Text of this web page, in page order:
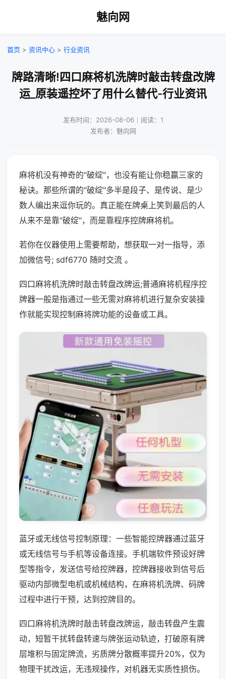
魅向网
首页 > 资讯中心 > 行业资讯
牌路清晰!四口麻将机洗牌时敲击转盘改牌
运_原装遥控坏了用什么替代-行业资讯
发布时间：2026-08-06｜阅读：1
发布者：魅向网
麻将机没有神奇的"破绽"，也没有能让你稳赢三家的
秘诀。那些所谓的"破绽"多半是段子、是传说、是少
数人编出来逗你玩的。真正能在牌桌上笑到最后的人
从来不是靠"破绽"，而是靠程序控牌麻将机。
若你在仪器使用上需要帮助，想获取一对一指导，添
加微信号; sdf6770 随时交流 。
四口麻将机洗牌时敲击转盘改牌运;普通麻将机程序控
牌器一般是指通过一些无需对麻将机进行复杂安装操
作就能实现控制麻将牌功能的设备或工具。
蓝牙或无线信号控制原理：一些智能控牌器通过蓝牙
或无线信号与手机等设备连接。手机端软件预设好牌
型等指令，发送信号给控牌器，控牌器接收到信号后
驱动内部微型电机或机械结构，在麻将机洗牌、码牌
过程中进行干预，达到控牌目的。
四口麻将机洗牌时敲击转盘改牌运，敲击转盘产生震
动，短暂干扰转盘转速与牌张运动轨迹，打破原有牌
层堆积与固定牌流，劣质牌分散概率提升20%，仅为
物理干扰改运，无违规操作，对机器无实质性损伤。